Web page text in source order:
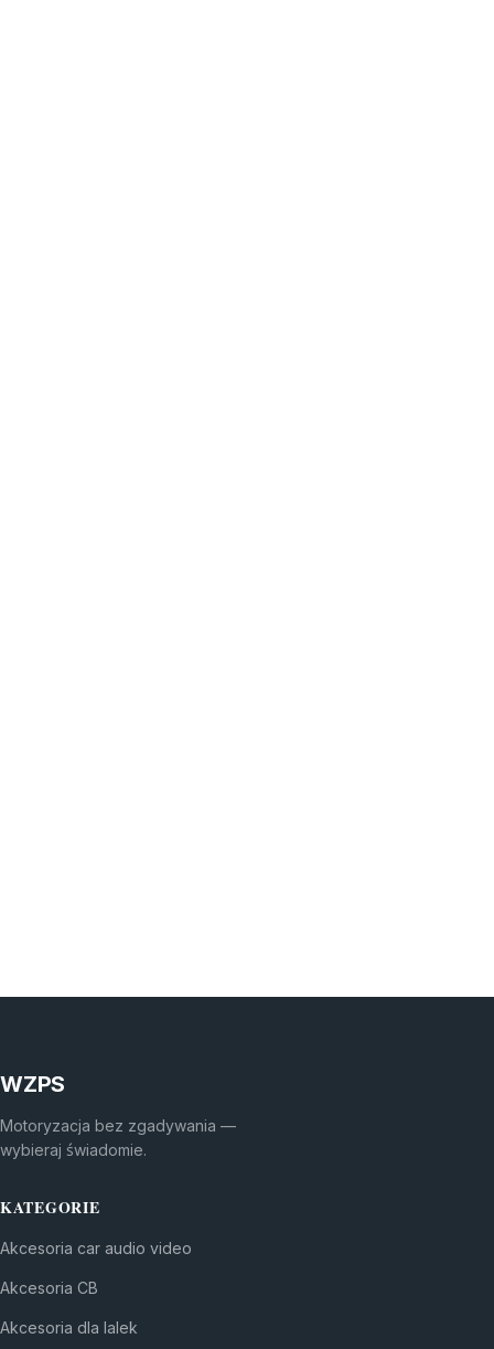
WZPS
Motoryzacja bez zgadywania —
wybieraj świadomie.
KATEGORIE
Akcesoria car audio video
Akcesoria CB
Akcesoria dla lalek